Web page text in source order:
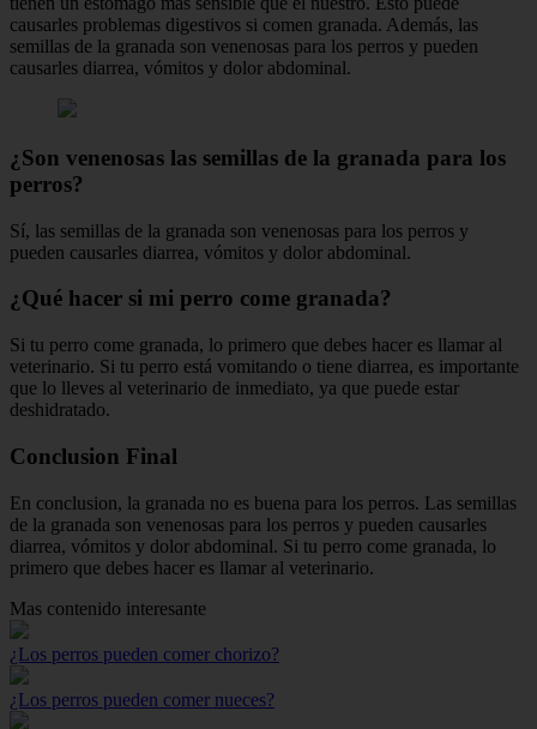
causarles problemas digestivos si comen granada. Además, las
semillas de la granada son venenosas para los perros y pueden
causarles diarrea, vómitos y dolor abdominal.
¿Son venenosas las semillas de la granada para los
perros?
Sí, las semillas de la granada son venenosas para los perros y
pueden causarles diarrea, vómitos y dolor abdominal.
¿Qué hacer si mi perro come granada?
Si tu perro come granada, lo primero que debes hacer es llamar al
veterinario. Si tu perro está vomitando o tiene diarrea, es importante
que lo lleves al veterinario de inmediato, ya que puede estar
deshidratado.
Conclusion Final
En conclusion, la granada no es buena para los perros. Las semillas
de la granada son venenosas para los perros y pueden causarles
diarrea, vómitos y dolor abdominal. Si tu perro come granada, lo
primero que debes hacer es llamar al veterinario.
Mas contenido interesante
¿Los perros pueden comer chorizo?
¿Los perros pueden comer nueces?